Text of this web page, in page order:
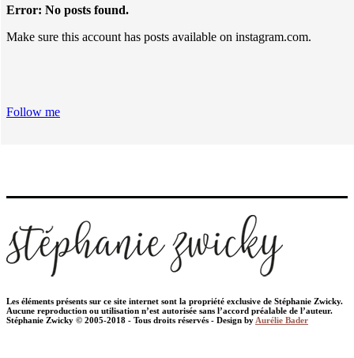
Error: No posts found.
Make sure this account has posts available on instagram.com.
Follow me
Les éléments présents sur ce site internet sont la propriété exclusive de Stéphanie Zwicky.
Aucune reproduction ou utilisation n’est autorisée sans l’accord préalable de l’auteur.
Stéphanie Zwicky © 2005-2018 - Tous droits réservés - Design byAurélie Bader